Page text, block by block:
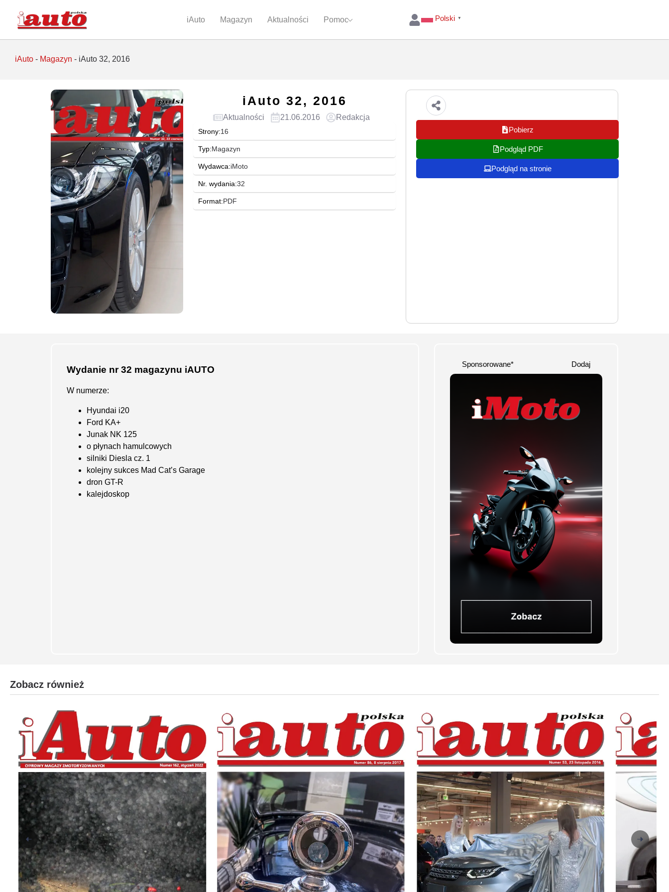
iAuto Magazyn Aktualności Pomoc Polski ▼
iAuto - Magazyn - iAuto 32, 2016
iAuto 32, 2016
Aktualności 21.06.2016 Redakcja
Strony:16
Typ:Magazyn
Wydawca:iMoto
Nr. wydania:32
Format:PDF
Pobierz
Podgląd PDF
Podgląd na stronie
Wydanie nr 32 magazynu iAUTO
W numerze:
Hyundai i20
Ford KA+
Junak NK 125
o płynach hamulcowych
silniki Diesla cz. 1
kolejny sukces Mad Cat’s Garage
dron GT-R
kalejdoskop
Sponsorowane* Dodaj
Zobacz również